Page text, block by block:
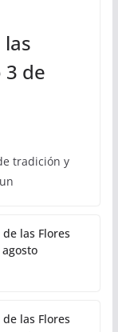
3 de
tradición y
las Flores
las Flores